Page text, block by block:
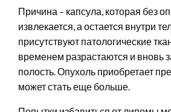
Причина – капсула, которая без
извлекается, а остается внутри
присутствуют патологические
временем разрастаются и вновь
полость. Опухоль приобретает
может стать еще больше.